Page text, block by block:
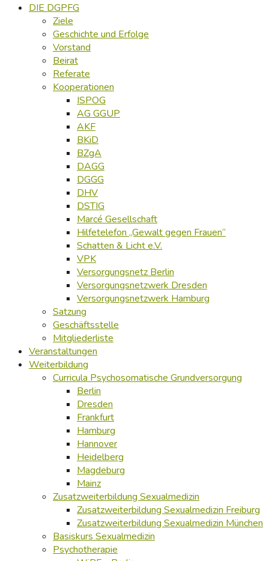
DIE DGPFG
Ziele
Geschichte und Erfolge
Vorstand
Beirat
Referate
Kooperationen
ISPOG
AG GGUP
AKF
BKiD
BZgA
DAGG
DGGG
DHV
DSTIG
Marcé Gesellschaft
Hilfetelefon „Gewalt gegen Frauen“
Schatten & Licht e.V.
VPK
Versorgungsnetz Berlin
Versorgungsnetzwerk Dresden
Versorgungsnetzwerk Hamburg
Satzung
Geschäftsstelle
Mitgliederliste
Veranstaltungen
Weiterbildung
Curricula Psychosomatische Grundversorgung
Berlin
Dresden
Frankfurt
Hamburg
Hannover
Heidelberg
Magdeburg
Mainz
Zusatzweiterbildung Sexualmedizin
Zusatzweiterbildung Sexualmedizin Freiburg
Zusatzweiterbildung Sexualmedizin München
Basiskurs Sexualmedizin
Psychotherapie